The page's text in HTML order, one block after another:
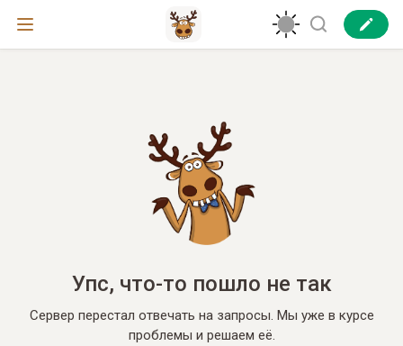
Упс, что-то пошло не так
Сервер перестал отвечать на запросы. Мы уже в курсе
проблемы и решаем её.